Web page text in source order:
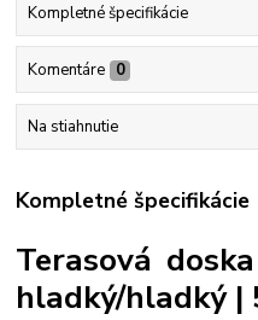
Kompletné špecifikácie
Komentáre 0
Na stiahnutie
Kompletné špecifikácie
Terasová
hladký/hladký |